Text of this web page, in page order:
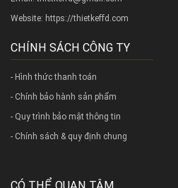
Website: https://thietkeffd.com
CHÍNH SÁCH CÔNG TY
- Hình thức thanh toán
- Chính bảo hành sản phẩm
- Quy trình bảo mật thông tin
- Chính sách & quy định chung